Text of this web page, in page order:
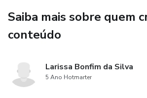
Saiba mais sobre quem
conteúdo
Larissa Bonfim da Silva
5 Ano Hotmarter